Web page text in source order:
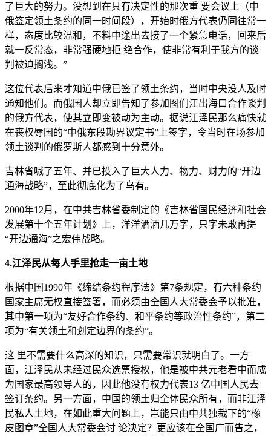
了巨大的努力。没想到在具有决定性的那次重 要会议上（中
俄签定领土条约的同一时间段），开始时俄方代表仍同往常一
样，态度比较温和，不料中途出去接了一个紧急电话，回来后
就一反常态，非常强硬地拒 绝合作，使非常有利于我方的谈
判被迫搁浅。”
这位代表后来才知道中俄已签了领土条约，当时中央没人及时
通知他们。而俄国人却立即告知了参加图们江出海口合作谈判
的俄方代表，使其立即变被动为主动。据说江泽民那么痛快就
在丧权辱国的“中俄东段勘界议定书”上签字，令当时在场参加
领土谈判的俄罗斯人都感到十分意外。
吉林省喊了五年、并已投入了巨大人力、物力、财力的“开边
通海战略”，至此彻底化为了乌有。
2000年12月，在中共吉林省委制定的《吉林省国民经济和社会
发展第十个五年计划》上，洋洋洒洒几万字，只字未敢再提
“开边通海”之宏伟战略。
4.江泽民从每人手里抢走一亩土地
根据中国1990年《缔结条约程序法》第7条规定，有六种条约
国家主席无权直接签署，而必须由全国人大常委会予以批准，
其中第一项为“友好合作条约、和平条约等政治性条约”，第二
项为“有关领土和划定边界的条约”。
这 里不需要什么高深的知识，只需要常识就明白了。一方
面，江泽民从未经过民众选票授权，他是被中共元老看中而成
为国家最高领导人的，因此他没有权力代表13 亿中国人民去
签订条约。另一方面，中国的领土归全体民众所有，而非江泽
民私人土地，在如此重大问题上，岂能只由中共独裁下的“橡
皮图章”全国人大常委会讨 论决定？更应该在全国广而告之，